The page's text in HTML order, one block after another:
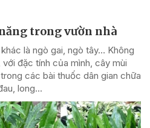
trong vườn nhà
là ngò gai, ngò tây… Không
đặc tính của mình, cây mùi
các bài thuốc dân gian chữa
long...